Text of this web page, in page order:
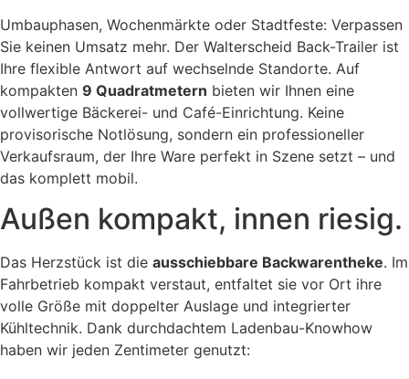
Umbauphasen, Wochenmärkte oder Stadtfeste: Verpassen
Sie keinen Umsatz mehr. Der Walterscheid Back-Trailer ist
Ihre flexible Antwort auf wechselnde Standorte. Auf
kompakten 9 Quadratmetern bieten wir Ihnen eine
vollwertige Bäckerei- und Café-Einrichtung. Keine
provisorische Notlösung, sondern ein professioneller
Verkaufsraum, der Ihre Ware perfekt in Szene setzt – und
das komplett mobil.
Außen kompakt, innen riesig.
Das Herzstück ist die ausschiebbare Backwarentheke. Im
Fahrbetrieb kompakt verstaut, entfaltet sie vor Ort ihre
volle Größe mit doppelter Auslage und integrierter
Kühltechnik. Dank durchdachtem Ladenbau-Knowhow
haben wir jeden Zentimeter genutzt: